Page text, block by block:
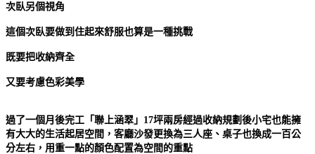
次臥另個視角
這個次臥要做到住起來舒服也算是一種挑戰
既要把收納齊全
又要考慮色彩美學
過了一個月後完工 「 聯上涵翠」17坪兩房經過收納規劃後小宅也能擁
有大大的生活起居空間，客廳沙發更換為三人座、桌子也換成一百公
分左右，用重一點的顏色配置為空間的重點